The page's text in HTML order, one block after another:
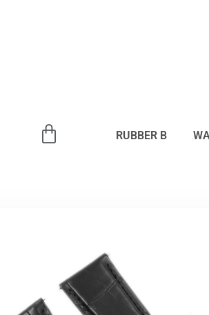
RUBBER B